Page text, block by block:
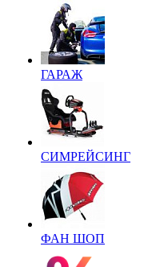
ГАРАЖ
СИМРЕЙСИНГ
ФАН ШОП